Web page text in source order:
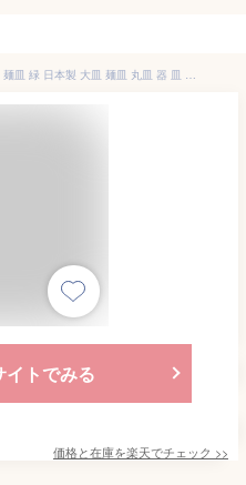
東洋佐々木ガラス お皿 いろしずく 麺皿 緑 日本製 大皿 麺皿 丸皿 器 皿 ガラス皿 食器 WA322（ おしゃれ 可愛い ガラス お皿 かき氷 そうめん皿 めん皿 そうめん 麺 大きい 丸い 業務用 ）
イトでみる
価格と在庫を楽天でチェック >>